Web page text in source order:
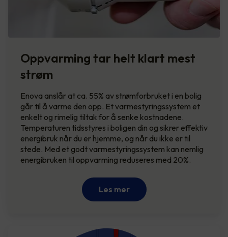
Oppvarming tar helt klart mest
strøm
Enova anslår at ca. 55% av strømforbruket i en bolig
går til å varme den opp. Et varmestyringssystem et
enkelt og rimelig tiltak for å senke kostnadene.
Temperaturen tidsstyres i boligen din og sikrer effektiv
energibruk når du er hjemme, og når du ikke er til
stede. Med et godt varmestyringssystem kan nemlig
energibruken til oppvarming reduseres med 20%.
Les mer